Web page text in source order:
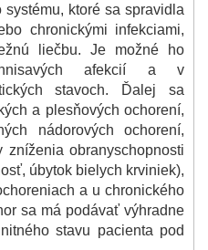
ktoré sa spravidla
chronickými infekciami,
liečbu. Je možné ho
afekcií a v
stavoch. Ďalej sa
a plesňových ochorení,
nádorových ochorení,
obranyschopnosti
úbytok bielych krviniek),
a u chronického
sa má podávať výhradne
stavu pacienta pod